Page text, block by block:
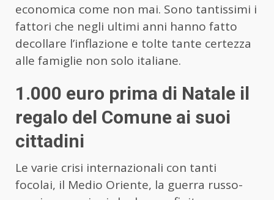
economica come non mai. Sono tantissimi i
fattori che negli ultimi anni hanno fatto
decollare l’inflazione e tolte tante certezza
alle famiglie non solo italiane.
1.000 euro prima di Natale il
regalo del Comune ai suoi
cittadini
Le varie crisi internazionali con tanti
focolai, il Medio Oriente, la guerra russo-